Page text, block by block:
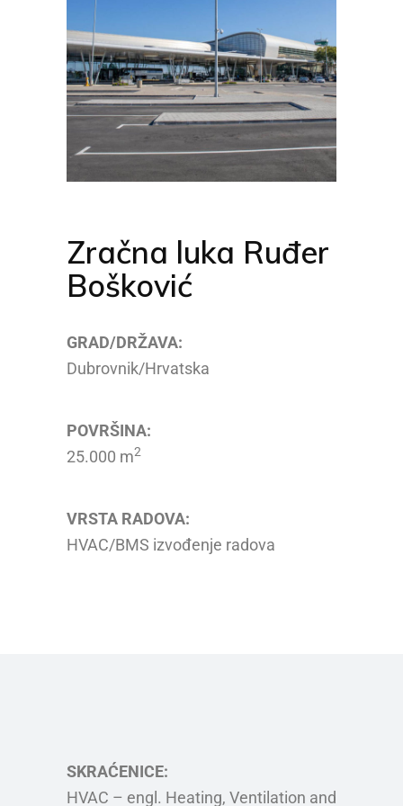
Zračna luka Ruđer
Bošković
GRAD/DRŽAVA:
Dubrovnik/Hrvatska
POVRŠINA:
25.000 m2
VRSTA RADOVA:
HVAC/BMS izvođenje radova
SKRAĆENICE:
HVAC – engl. Heating, Ventilation and